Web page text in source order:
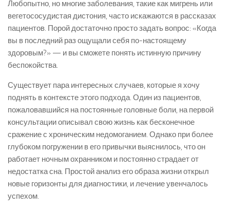
Любопытно, но многие заболевания, такие как мигрень или
вегетососудистая дистония, часто искажаются в рассказах
пациентов. Порой достаточно просто задать вопрос: «Когда
вы в последний раз ощущали себя по-настоящему
здоровым?» — и вы сможете понять истинную причину
беспокойства.
Существует пара интересных случаев, которые я хочу
поднять в контексте этого подхода. Один из пациентов,
пожаловавшийся на постоянные головные боли, на первой
консультации описывал свою жизнь как бесконечное
сражение с хроническим недомоганием. Однако при более
глубоком погружении в его привычки выяснилось, что он
работает ночным охранником и постоянно страдает от
недостатка сна. Простой анализ его образа жизни открыл
новые горизонты для диагностики, и лечение увенчалось
успехом.